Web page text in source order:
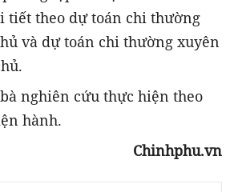
tiết theo dự toán chi thường
và dự toán chi thường xuyên
nghiên cứu thực hiện theo
hành.
Chinhphu.vn